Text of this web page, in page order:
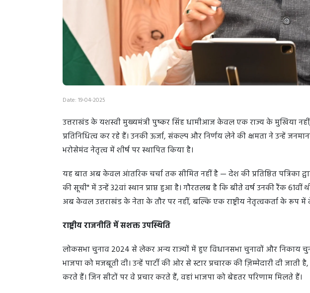
Date: 19-04-2025
उत्तराखंड के यशस्वी मुख्यमंत्री पुष्कर सिंह धामीआज केवल एक राज्य के मुखिया नहीं,
प्रतिनिधित्व कर रहे हैं। उनकी ऊर्जा, संकल्प और निर्णय लेने की क्षमता ने उन्हें
भरोसेमंद नेतृत्व में शीर्ष पर स्थापित किया है।
यह बात अब केवल आंतरिक चर्चा तक सीमित नहीं है — देश की प्रतिष्ठित पत्रिका
की सूची" में उन्हें 32वां स्थान प्राप्त हुआ है। गौरतलब है कि बीते वर्ष उनकी रैंक
अब केवल उत्तराखंड के नेता के तौर पर नहीं, बल्कि एक राष्ट्रीय नेतृत्वकर्ता के रूप में
राष्ट्रीय राजनीति में सशक्त उपस्थिति
लोकसभा चुनाव 2024 से लेकर अन्य राज्यों में हुए विधानसभा चुनावों और निकाय
भाजपा को मजबूती दी। उन्हें पार्टी की ओर से स्टार प्रचारक की ज़िम्मेदारी दी जाती
करते हैं। जिन सीटों पर वे प्रचार करते हैं, वहां भाजपा को बेहतर परिणाम मिलते हैं।